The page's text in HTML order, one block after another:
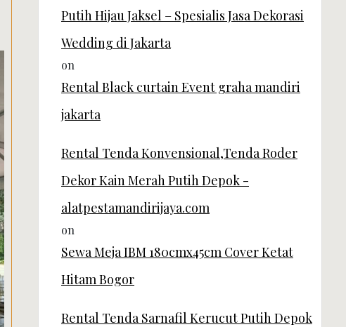
Putih Hijau Jaksel – Spesialis Jasa Dekorasi
Wedding di Jakarta
on
Rental Black curtain Event graha mandiri
jakarta
Rental Tenda Konvensional,Tenda Roder
Dekor Kain Merah Putih Depok -
alatpestamandirijaya.com
on
Sewa Meja IBM 180cmx45cm Cover Ketat
Hitam Bogor
Rental Tenda Sarnafil Kerucut Putih Depok